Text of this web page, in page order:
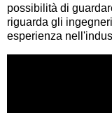
possibilità di
riguarda gli
esperienza